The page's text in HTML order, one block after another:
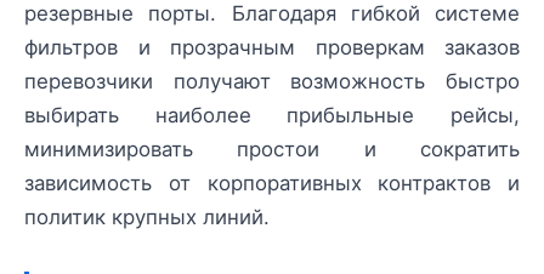
резервные порты. Благодаря гибкой системе
фильтров и прозрачным проверкам заказов
перевозчики получают возможность быстро
выбирать наиболее прибыльные рейсы,
минимизировать простои и сократить
зависимость от корпоративных контрактов и
политик крупных линий.